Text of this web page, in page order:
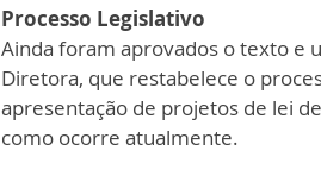
Processo Legislativo
Ainda foram aprovados o texto e
Diretora, que restabelece o
apresentação de projetos de lei
como ocorre atualmente.